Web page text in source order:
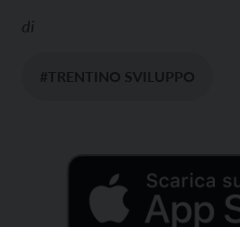
di
#TRENTINO SVILUPPO